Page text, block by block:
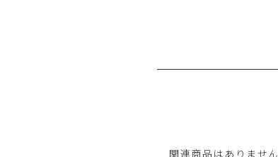
関連商品はありません